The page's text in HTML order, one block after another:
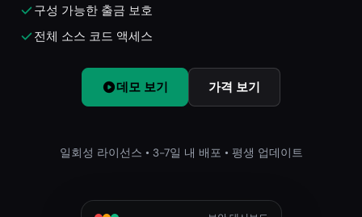
구성 가능한 출금 보호
전체 소스 코드 액세스
데모 보기 가격 보기
일회성 라이선스 • 3-7일 내 배포 • 평생 업데이트